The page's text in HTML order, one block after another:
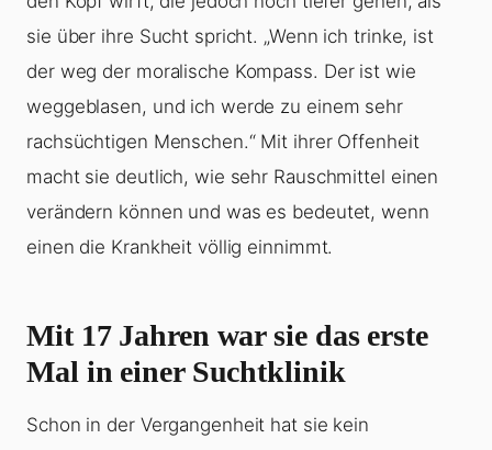
sie über ihre Sucht spricht. „Wenn ich trinke, ist
der weg der moralische Kompass. Der ist wie
weggeblasen, und ich werde zu einem sehr
rachsüchtigen Menschen.“ Mit ihrer Offenheit
macht sie deutlich, wie sehr Rauschmittel einen
verändern können und was es bedeutet, wenn
einen die Krankheit völlig einnimmt.
Mit 17 Jahren war sie das erste
Mal in einer Suchtklinik
Schon in der Vergangenheit hat sie kein